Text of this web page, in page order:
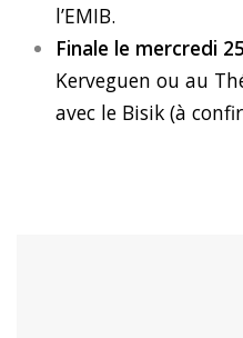
l’EMIB.
Finale le mercredi
Kerveguen ou au
avec le Bisik (à